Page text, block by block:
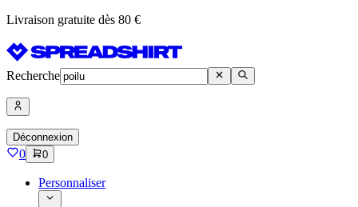
Livraison gratuite dès 80 €
Recherche
Déconnexion
0 0
Personnaliser